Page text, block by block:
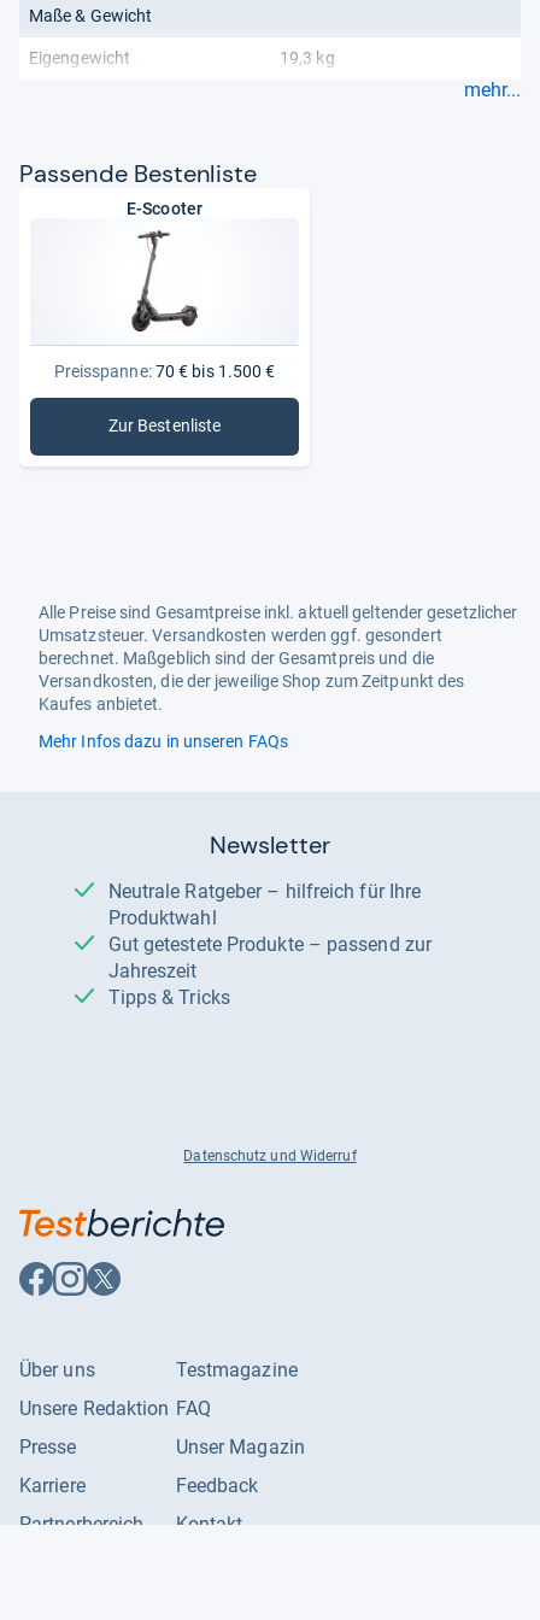
Redaktion von Testberichte.de
Maße & Gewicht
Eigengewicht 19,3 kg
mehr...
Pas­sende Bes­ten­liste
E-Scooter
Preisspanne:70 € bis 1.500 €
Zur Bestenliste
: E-Scooter
Alle Preise sind Gesamtpreise inkl. aktuell geltender gesetzlicher
Umsatzsteuer. Versandkosten werden ggf. gesondert
berechnet. Maßgeblich sind der Gesamtpreis und die
Versandkosten, die der jeweilige Shop zum Zeitpunkt des
Kaufes anbietet.
Mehr Infos dazu in unseren FAQs
Newsletter
Neutrale Ratgeber – hilfreich für Ihre
Produktwahl
Gut getestete Produkte – passend zur
Jahreszeit
Tipps & Tricks
Datenschutz und Widerruf
Auf
Facebook
Auf
Instagram
Auf
X
Über uns
Unsere Redaktion
Presse
Karriere
Partnerbereich
Testmagazine
FAQ
Unser Magazin
Feedback
Kontakt